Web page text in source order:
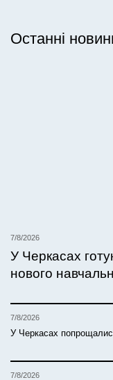
Останні
7/8/2026
У Черкасах
нового
7/8/2026
У Черкасах
7/8/2026